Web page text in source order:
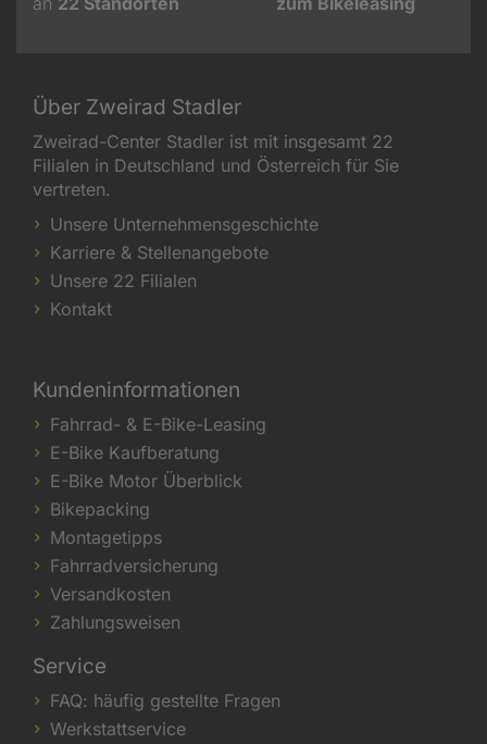
Über Zweirad Stadler
Zweirad-Center Stadler ist mit insgesamt 22
Filialen in Deutschland und Österreich für Sie
vertreten.
Unsere Unternehmensgeschichte
Karriere & Stellenangebote
Unsere 22 Filialen
Kontakt
Kundeninformationen
Fahrrad- & E-Bike-Leasing
E-Bike Kaufberatung
E-Bike Motor Überblick
Bikepacking
Montagetipps
Fahrradversicherung
Versandkosten
Zahlungsweisen
Service
FAQ: häufig gestellte Fragen
Werkstattservice